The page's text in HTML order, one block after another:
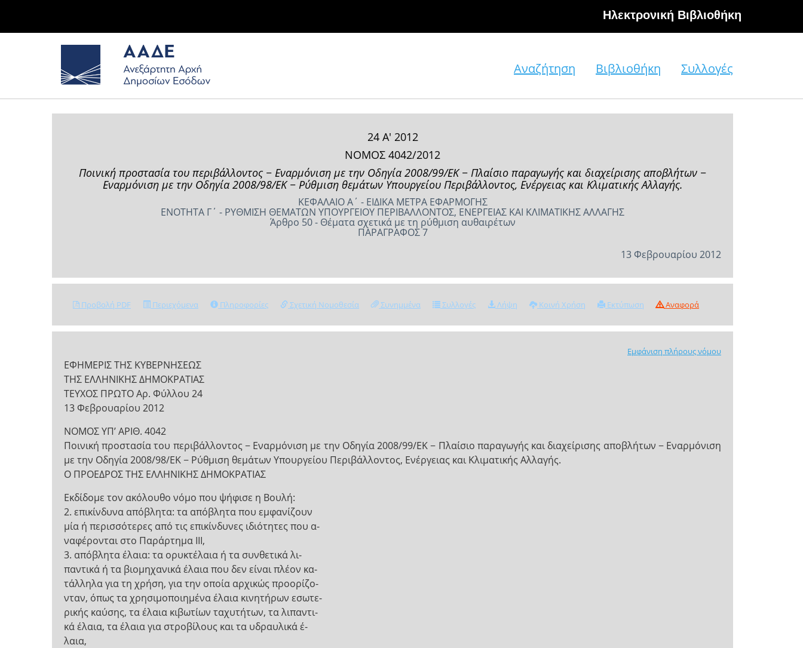
Hλεκτρονική Βιβλιοθήκη
Αναζήτηση Βιβλιοθήκη Συλλογές
24 Α' 2012
ΝΟΜΟΣ 4042/2012
Ποινική προστασία του περιβάλλοντος − Εναρμόνιση με την Οδηγία 2008/99/ΕΚ − Πλαίσιο παραγωγής και διαχείρισης αποβλήτων −
Εναρμόνιση με την Οδηγία 2008/98/ΕΚ − Ρύθμιση θεμάτων Υπουργείου Περιβάλλοντος, Ενέργειας και Κλιματικής Αλλαγής.
ΚΕΦΑΛΑΙΟ Α΄ - ΕΙΔΙΚΑ ΜΕΤΡΑ ΕΦΑΡΜΟΓΗΣ
ΕΝΟΤΗΤΑ Γ΄ - ΡΥΘΜΙΣΗ ΘΕΜΑΤΩΝ ΥΠΟΥΡΓΕΙΟΥ ΠΕΡΙΒΑΛΛΟΝΤΟΣ, ΕΝΕΡΓΕΙΑΣ ΚΑΙ ΚΛΙΜΑΤΙΚΗΣ ΑΛΛΑΓΗΣ
Άρθρο 50 - Θέματα σχετικά με τη ρύθμιση αυθαιρέτων
ΠΑΡΑΓΡΑΦΟΣ 7
13 Φεβρουαρίου 2012
Προβολή PDF Περιεχόμενα Πληροφορίες Σχετική Νομοθεσία Συνημμένα Συλλογές Λήψη Κοινή Χρήση Εκτύπωση Αναφορά
Εμφάνιση πλήρους νόμου
ΕΦΗΜΕΡΙΣ ΤΗΣ ΚΥΒΕΡΝΗΣΕΩΣ
ΤΗΣ ΕΛΛΗΝΙΚΗΣ ΔΗΜΟΚΡΑΤΙΑΣ
ΤΕΥΧΟΣ ΠΡΩΤΟ Αρ. Φύλλου 24
13 Φεβρουαρίου 2012
ΝΟΜΟΣ ΥΠ’ ΑΡΙΘ. 4042
Ποινική προστασία του περιβάλλοντος − Εναρμόνιση με την Οδηγία 2008/99/ΕΚ − Πλαίσιο παραγωγής και διαχείρισης αποβλήτων − Εναρμόνιση
με την Οδηγία 2008/98/ΕΚ − Ρύθμιση θεμάτων Υπουργείου Περιβάλλοντος, Ενέργειας και Κλιματικής Αλλαγής.
Ο ΠΡΟΕΔΡΟΣ ΤΗΣ ΕΛΛΗΝΙΚΗΣ ΔΗΜΟΚΡΑΤΙΑΣ
Εκδίδομε τον ακόλουθο νόμο που ψήφισε η Βουλή:
2. επικίνδυνα απόβλητα: τα απόβλητα που εμφανίζουν
μία ή περισσότερες από τις επικίνδυνες ιδιότητες που α-
ναφέρονται στο Παράρτημα ΙΙΙ,
3. απόβλητα έλαια: τα ορυκτέλαια ή τα συνθετικά λι-
παντικά ή τα βιομηχανικά έλαια που δεν είναι πλέον κα-
τάλληλα για τη χρήση, για την οποία αρχικώς προορίζο-
νταν, όπως τα χρησιμοποιημένα έλαια κινητήρων εσωτε-
ρικής καύσης, τα έλαια κιβωτίων ταχυτήτων, τα λιπαντι-
κά έλαια, τα έλαια για στροβίλους και τα υδραυλικά έ-
λαια,